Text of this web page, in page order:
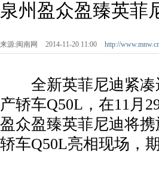
泉州盈众盈臻英菲
来源:闽南网 2014-11-20 11:00 http://
全新英菲尼迪紧凑
产轿车Q50L，在11月
盈众盈臻英菲尼迪将
轿车Q50L亮相现场，